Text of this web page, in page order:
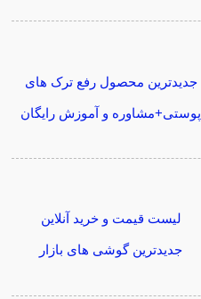
جدیدترین محصول رفع ترک های
پوستی+مشاوره و آموزش رایگان
لیست قیمت و خرید آنلاین
جدیدترین گوشی های بازار